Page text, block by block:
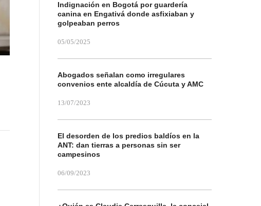
Indignación en Bogotá por guardería
canina en Engativá donde asfixiaban y
golpeaban perros
05/05/2025
Abogados señalan como irregulares
convenios ente alcaldía de Cúcuta y AMC
13/07/2023
El desorden de los predios baldíos en la
ANT: dan tierras a personas sin ser
campesinos
06/09/2023